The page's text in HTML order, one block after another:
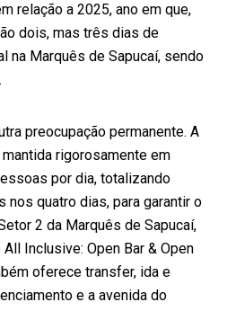
relação a 2025, ano em que,
dois, mas três dias de
na Marquês de Sapucaí, sendo
preocupação permanente. A
rigorosamente em
por dia, totalizando
nos quatro dias, para garantir o
2 da Marquês de Sapucaí,
Inclusive: Open Bar & Open
oferece transfer, ida e
e a avenida do